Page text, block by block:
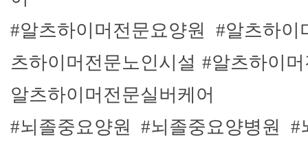
#알츠하이머전문요양원 #알츠하
츠하이머전문노인시설 #알츠하이
알츠하이머전문실버케어
#뇌졸중요양원 #뇌졸중요양병원 #